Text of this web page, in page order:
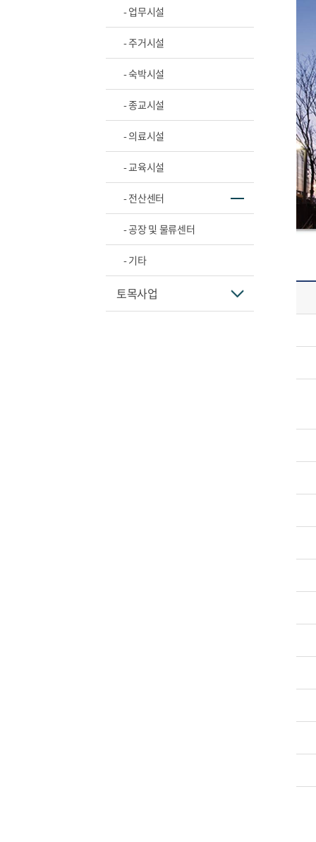
- 업무시설
- 주거시설
- 숙박시설
- 종교시설
- 의료시설
- 교육시설
- 전산센터
- 공장 및 물류센터
- 기타
토목사업